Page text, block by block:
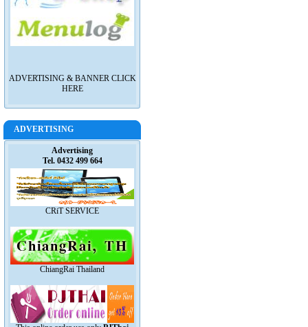
ADVERTISING & BANNER CLICK
HERE
ADVERTISING
Advertising
Tel. 0432 499 664
CRiT SERVICE
ChiangRai Thailand